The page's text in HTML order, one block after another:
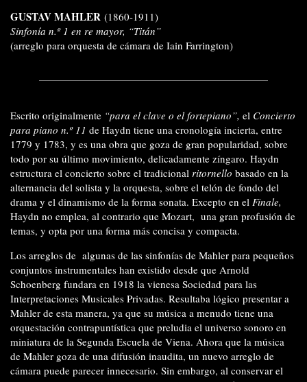
GUSTAV MAHLER (1860-1911)
Sinfonía n.º 1 en re mayor, “Titán”
(arreglo para orquesta de cámara de Iain Farrington)
Escrito originalmente “para el clave o el fortepiano”, el Concierto
para piano n.º 11 de Haydn tiene una cronología incierta, entre
1779 y 1783, y es una obra que goza de gran popularidad, sobre
todo por su último movimiento, delicadamente zíngaro. Haydn
estructura el concierto sobre el tradicional ritornello basado en la
alternancia del solista y la orquesta, sobre el telón de fondo del
drama y el dinamismo de la forma sonata. Excepto en el Finale,
Haydn no emplea, al contrario que Mozart, una gran profusión de
temas, y opta por una forma más concisa y compacta.
Los arreglos de algunas de las sinfonías de Mahler para pequeños
conjuntos instrumentales han existido desde que Arnold
Schoenberg fundara en 1918 la vienesa Sociedad para las
Interpretaciones Musicales Privadas. Resultaba lógico presentar a
Mahler de esta manera, ya que su música a menudo tiene una
orquestación contrapuntística que preludia el universo sonoro en
miniatura de la Segunda Escuela de Viena. Ahora que la música
de Mahler goza de una difusión inaudita, un nuevo arreglo de
cámara puede parecer innecesario. Sin embargo, al conservar el